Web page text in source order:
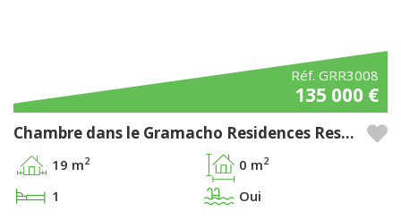
Réf. GRR3008
135 000 €
Chambre dans le Gramacho Residences Resort, Ferragudo - Algarve
19 m2 0 m2
1 Oui